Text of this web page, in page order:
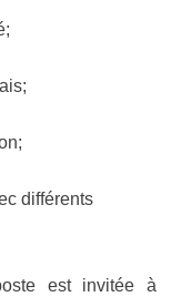
différents
est invitée à